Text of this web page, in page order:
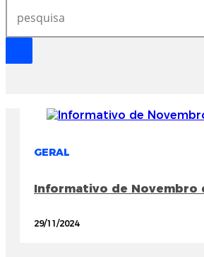
GERAL
Informativo de Novembro
29/11/2024